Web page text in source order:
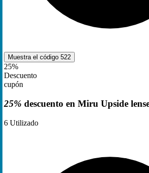
Muestra el código 522
25%
Descuento
cupón
25% descuento en Miru Upside
6 Utilizado